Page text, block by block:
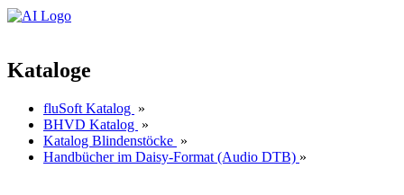
Kataloge
fluSoft Katalog »
BHVD Katalog »
Katalog Blindenstöcke »
Handbücher im Daisy-Format (Audio DTB) »